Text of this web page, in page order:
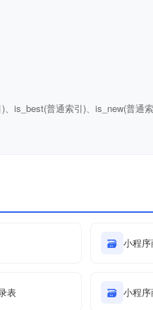
is_best(普通索引)、is_new(普通索
🗃 小程
表 🗃 小程